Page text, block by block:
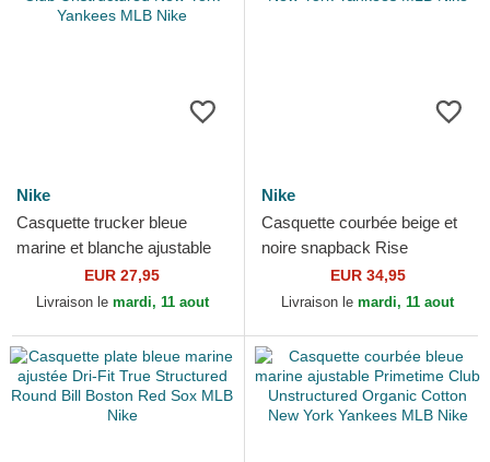
Nike
Casquette trucker bleue
marine et blanche ajustable
Club Unstructured New York
Yankees MLB Nike
EUR 27,95
Livraison le mardi, 11 aout
Nike
Casquette courbée beige et
noire snapback Rise
Structured New York
Yankees MLB Nike
EUR 34,95
Livraison le mardi, 11 aout